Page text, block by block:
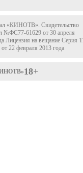
«КИНОТВ». Свидетельство
61629 от 30 апреля
Лицензия на вещание Серия
22 февраля 2013 года
18+